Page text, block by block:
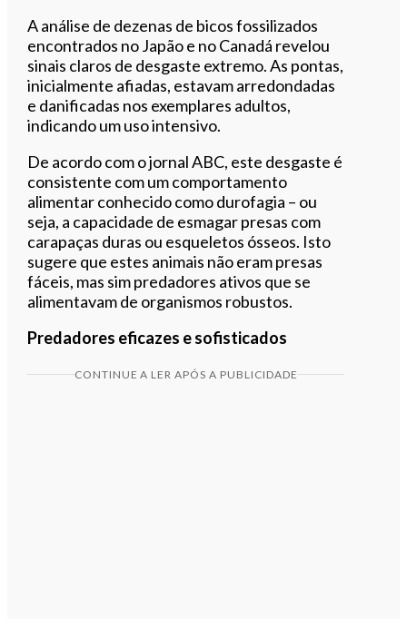
A análise de dezenas de bicos fossilizados
encontrados no Japão e no Canadá revelou
sinais claros de desgaste extremo. As pontas,
inicialmente afiadas, estavam arredondadas
e danificadas nos exemplares adultos,
indicando um uso intensivo.
De acordo com o jornal ABC, este desgaste é
consistente com um comportamento
alimentar conhecido como durofagia – ou
seja, a capacidade de esmagar presas com
carapaças duras ou esqueletos ósseos. Isto
sugere que estes animais não eram presas
fáceis, mas sim predadores ativos que se
alimentavam de organismos robustos.
Predadores eficazes e sofisticados
CONTINUE A LER APÓS A PUBLICIDADE